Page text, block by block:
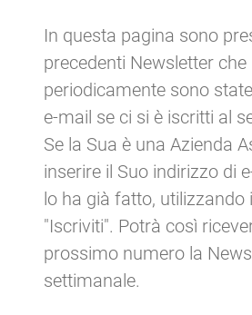
In questa pagina sono
precedenti Newsletter che
periodicamente sono
e-mail se ci si è iscritti al
Se la Sua è una Azienda
inserire il Suo indirizzo di
lo ha già fatto, utilizzando
"Iscriviti". Potrà così
prossimo numero la
settimanale.